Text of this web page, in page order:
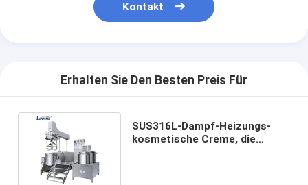
Kontakt
Erhalten Sie Den Besten Preis Für
SUS316L-Dampf-Heizungs-
kosmetische Creme, die